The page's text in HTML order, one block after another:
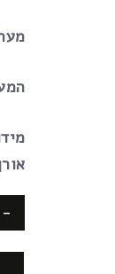
אורך: 273 ס”מ,
-